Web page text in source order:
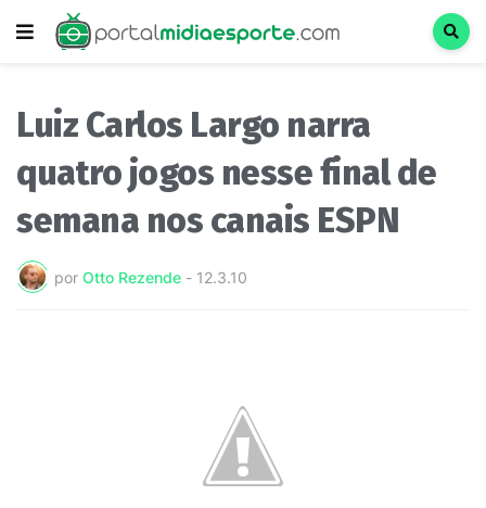
Luiz Carlos Largo narra
quatro jogos nesse final de
semana nos canais ESPN
por Otto Rezende - 12.3.10